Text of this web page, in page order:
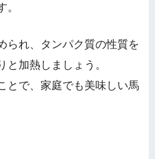
。
られ、タンパク質の性質を
加熱しましょう。
とで、家庭でも美味しい馬